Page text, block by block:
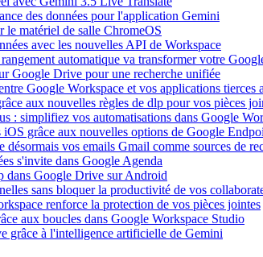
des données pour l'application Gemini
le matériel de salle ChromeOS
avec les nouvelles API de Workspace
automatique va transformer votre
Google Drive pour une recherche unifiée
Google Workspace et vos applications tierces
aux nouvelles règles de dlp pour vos pièces
: simplifiez vos automatisations dans Google
grâce aux nouvelles options de Google
vos emails Gmail comme sources de
s'invite dans Google Agenda
dans Google Drive sur Android
sans bloquer la productivité de vos
renforce la protection de vos pièces jointes
aux boucles dans Google Workspace Studio
grâce à l'intelligence artificielle de Gemini